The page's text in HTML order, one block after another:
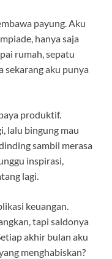
payung. Aku
hanya saja
rumah, sepatu
sekarang aku punya
produktif.
lalu bingung mau
sambil merasa
inspirasi,
lagi.
keuangan.
tapi saldonya
akhir bulan aku
menghabiskan?